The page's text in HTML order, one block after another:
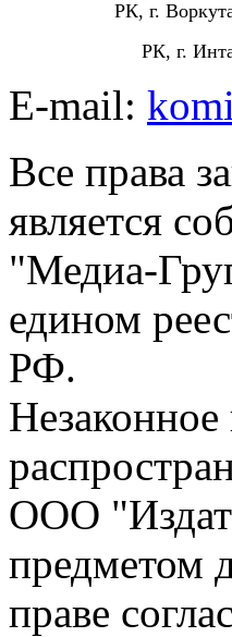
РК, г.
РК, г.
E-mail:
Все права
является
"Медиа-
едином
РФ.
ООО
предметом
праве